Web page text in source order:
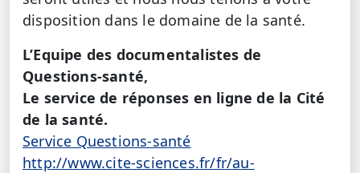
disposition dans le domaine de la santé.
L’Equipe des documentalistes de
Questions-santé,
Le service de réponses en ligne de la Cité
de la santé.
Service Questions-santé
http://www.cite-sciences.fr/fr/au-